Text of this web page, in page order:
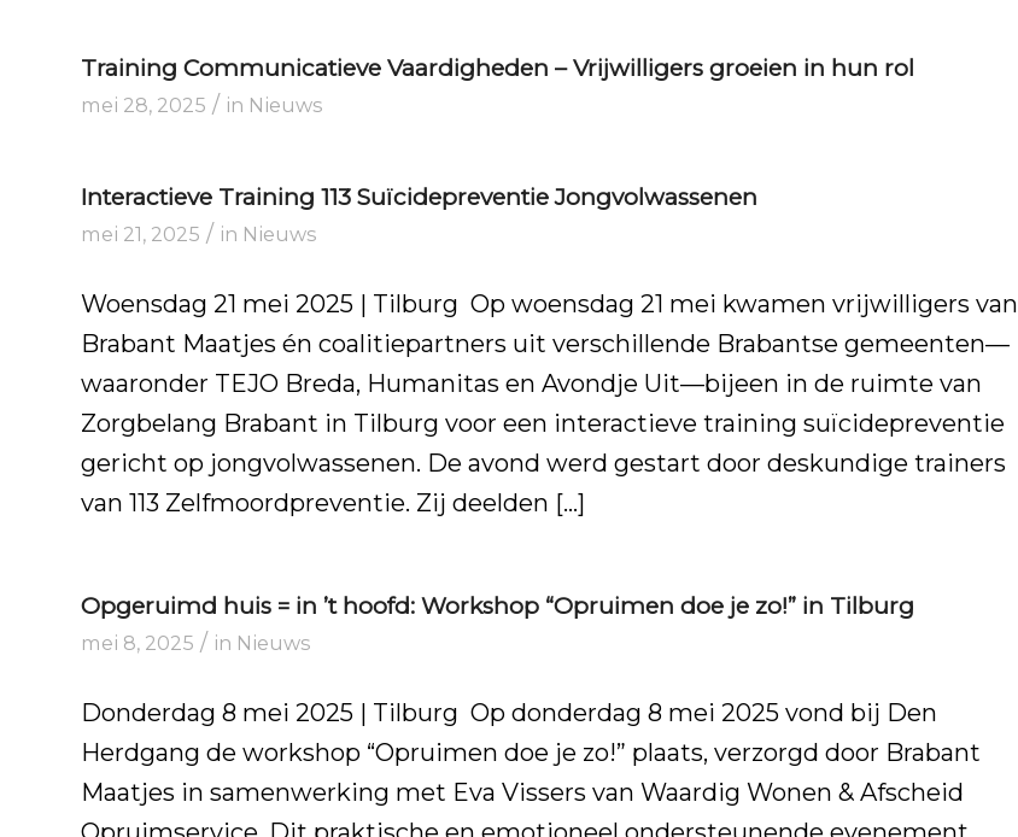
Training Communicatieve Vaardigheden – Vrijwilligers groeien in hun rol
mei 28, 2025 / in Nieuws
Interactieve Training 113 Suïcidepreventie Jongvolwassenen
mei 21, 2025 / in Nieuws
Woensdag 21 mei 2025 | Tilburg Op woensdag 21 mei kwamen vrijwilligers van
Brabant Maatjes én coalitiepartners uit verschillende Brabantse gemeenten—
waaronder TEJO Breda, Humanitas en Avondje Uit—bijeen in de ruimte van
Zorgbelang Brabant in Tilburg voor een interactieve training suïcidepreventie
gericht op jongvolwassenen. De avond werd gestart door deskundige trainers
van 113 Zelfmoordpreventie. Zij deelden […]
Opgeruimd huis = in ’t hoofd: Workshop “Opruimen doe je zo!” in Tilburg
mei 8, 2025 / in Nieuws
Donderdag 8 mei 2025 | Tilburg Op donderdag 8 mei 2025 vond bij Den
Herdgang de workshop “Opruimen doe je zo!” plaats, verzorgd door Brabant
Maatjes in samenwerking met Eva Vissers van Waardig Wonen & Afscheid